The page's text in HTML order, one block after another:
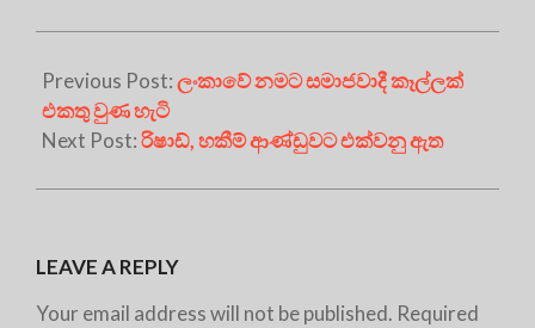
Previous Post:ලංකාවේ නමට සමාජවාදී කෑල්ලක්
එකතු වුණ හැටි
Next Post:රිෂාඩ්, හකීම් ආණ්ඩුවට එක්වනු ඇත
LEAVE A REPLY
Your email address will not be published. Required